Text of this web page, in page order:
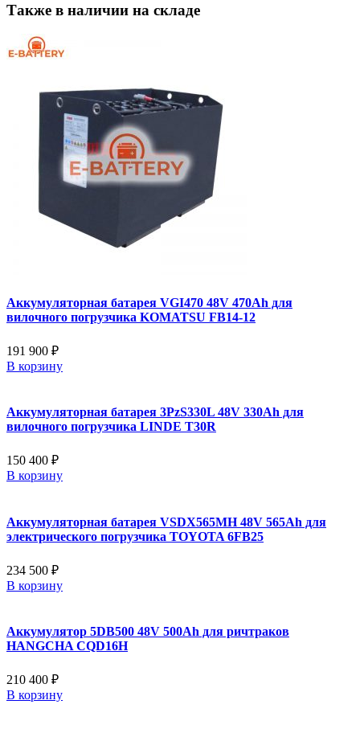
Также в наличии на складе
Аккумуляторная батарея VGI470 48V 470Ah для
вилочного погрузчика KOMATSU FB14-12
191 900 ₽
В корзину
Аккумуляторная батарея 3PzS330L 48V 330Ah для
вилочного погрузчика LINDE T30R
150 400 ₽
В корзину
Аккумуляторная батарея VSDX565MH 48V 565Ah для
электрического погрузчика TOYOTA 6FB25
234 500 ₽
В корзину
Аккумулятор 5DB500 48V 500Ah для ричтраков
HANGCHA CQD16H
210 400 ₽
В корзину